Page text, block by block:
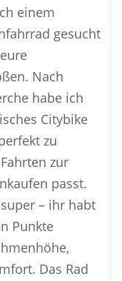
einem
gesucht
Nach
habe ich
Citybike
zu
zur
passt.
– ihr habt
Punkte
Das Rad